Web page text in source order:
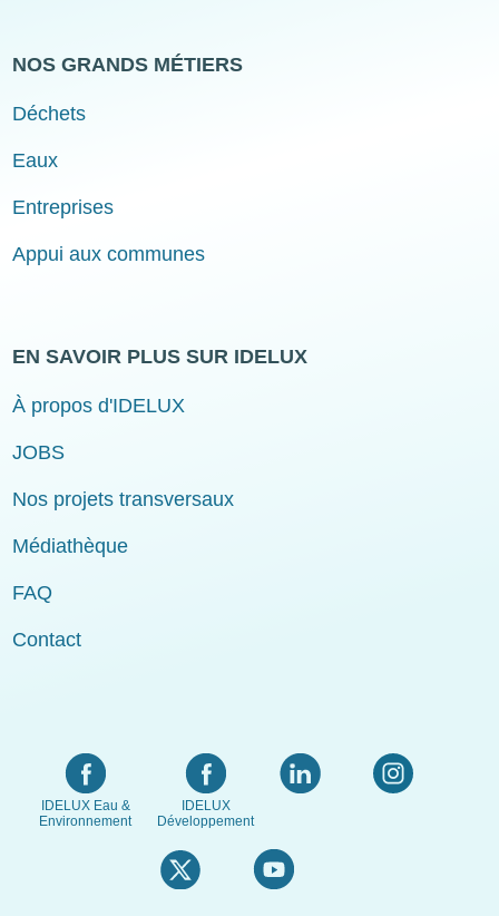
NOS GRANDS MÉTIERS
Déchets
Eaux
Entreprises
Appui aux communes
EN SAVOIR PLUS SUR IDELUX
À propos d'IDELUX
JOBS
Nos projets transversaux
Médiathèque
FAQ
Contact
IDELUX Eau &
Environnement
IDELUX
Développement